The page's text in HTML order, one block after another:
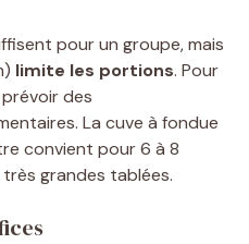
pour un groupe, mais
limite les portions. Pour
des
La cuve à fondue
convient pour 6 à 8
grandes tablées.